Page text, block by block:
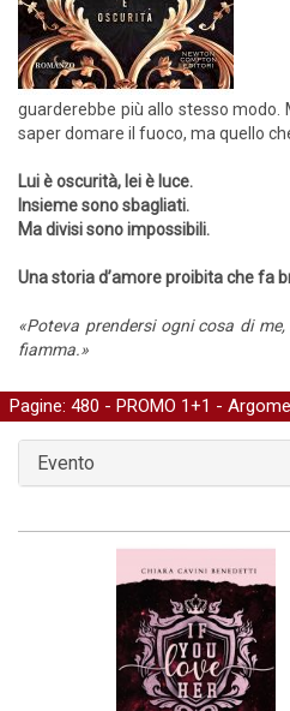
guarderebbe più allo stesso modo.
saper domare il fuoco, ma quello
Lui è oscurità, lei è luce.
Insieme sono sbagliati.
Ma divisi sono impossibili.
Una storia d’amore proibita che fa
«Poteva prendersi ogni cosa di
fiamma.»
Pagine: 480 - PROMO 1+1 -
Evento